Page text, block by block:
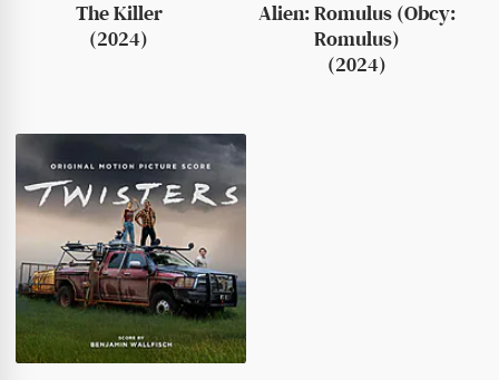
The Killer
(2024)
Alien: Romulus (Obcy:
Romulus)
(2024)